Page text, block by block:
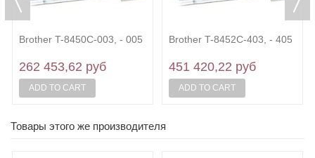
Brother T-8450C-003, - 005
262 453,62 руб
ADD TO CART
Brother T-8452C-403, - 405
451 420,22 руб
ADD TO CART
Товары этого же производителя